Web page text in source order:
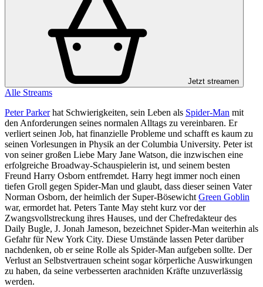
Jetzt streamen
Alle Streams
Peter Parkerhat Schwierigkeiten, sein Leben als Spider-Man mit
den Anforderungen seines normalen Alltags zu vereinbaren. Er
verliert seinen Job, hat finanzielle Probleme und schafft es kaum zu
seinen Vorlesungen in Physik an der Columbia University. Peter ist
von seiner großen Liebe Mary Jane Watson, die inzwischen eine
erfolgreiche Broadway-Schauspielerin ist, und seinem besten
Freund Harry Osborn entfremdet. Harry hegt immer noch einen
tiefen Groll gegen Spider-Man und glaubt, dass dieser seinen Vater
Norman Osborn, der heimlich der Super-Bösewicht Green Goblin
war, ermordet hat. Peters Tante May steht kurz vor der
Zwangsvollstreckung ihres Hauses, und der Chefredakteur des
Daily Bugle, J. Jonah Jameson, bezeichnet Spider-Man weiterhin als
Gefahr für New York City. Diese Umstände lassen Peter darüber
nachdenken, ob er seine Rolle als Spider-Man aufgeben sollte. Der
Verlust an Selbstvertrauen scheint sogar körperliche Auswirkungen
zu haben, da seine verbesserten arachniden Kräfte unzuverlässig
werden.